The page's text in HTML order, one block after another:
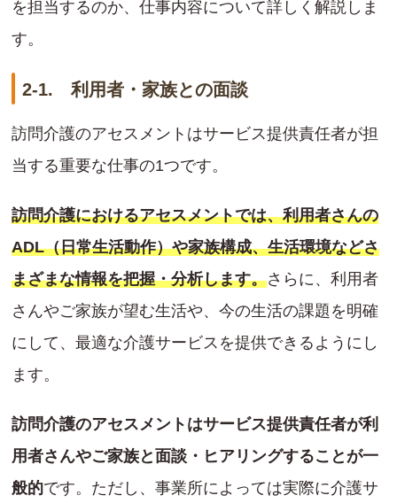
を担当するのか、仕事内容について詳しく解説しま
す。
2-1. 利用者・家族との面談
訪問介護のアセスメントはサービス提供責任者が担
当する重要な仕事の1つです。
訪問介護におけるアセスメントでは、利用者さんの
ADL（日常生活動作）や家族構成、生活環境などさ
まざまな情報を把握・分析します。さらに、利用者
さんやご家族が望む生活や、今の生活の課題を明確
にして、最適な介護サービスを提供できるようにし
ます。
訪問介護のアセスメントはサービス提供責任者が利
用者さんやご家族と面談・ヒアリングすることが一
般的です。ただし、事業所によっては実際に介護サ